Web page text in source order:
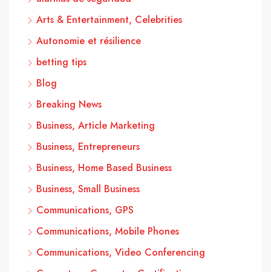
Arts & Entertainment, Celebrities
Autonomie et résilience
betting tips
Blog
Breaking News
Business, Article Marketing
Business, Entrepreneurs
Business, Home Based Business
Business, Small Business
Communications, GPS
Communications, Mobile Phones
Communications, Video Conferencing